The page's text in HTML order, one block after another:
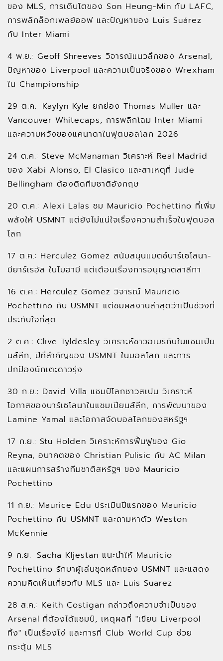
ของ MLS, การเติบโตของ Son Heung-Min กับ LAFC,
การพลิกล็อกเพลย์ออฟ และปัญหาของ Luis Suárez
กับ Inter Miami
4 พ.ย.: Geoff Shreeves วิจารณ์แนวลึกของ Arsenal,
ปัญหาของ Liverpool และความเป็นจริงของ Wrexham
ใน Championship
29 ต.ค.: Kaylyn Kyle ยกย่อง Thomas Muller และ
Vancouver Whitecaps, การพลิกโฉม Inter Miami
และความหวังของแคนาดาในฟุตบอลโลก 2026
24 ต.ค.: Steve McManaman วิเคราะห์ Real Madrid
ของ Xabi Alonso, El Clasico และสาเหตุที่ Jude
Bellingham ต้องติดทีมชาติอังกฤษ
20 ต.ค.: Alexi Lalas ชม Mauricio Pochettino ที่เพิ่ม
พลังให้ USMNT แต่ยังไม่แน่ใจเรื่องความสำเร็จในฟุตบอล
โลก
17 ต.ค.: Herculez Gomez สนับสนุนแมตช์บาร์เซโลนา-
บียาร์เรอัล ในไมอามี แต่เตือนเรื่องการอนุญาตลาลีกา
16 ต.ค.: Herculez Gomez วิจารณ์ Mauricio
Pochettino กับ USMNT แต่ชมผลงานล่าสุดว่าเป็นช่วงที่
ประทับใจที่สุด
2 ต.ค.: Clive Tyldesley วิเคราะห์ชาวอเมริกันในแชมเปีย
นส์ลีก, ปีที่สำคัญของ USMNT ในบอลโลก และการ
ปกป้องนักเตะดาวรุ่ง
30 ก.ย.: David Villa แชมป์โลกชาวสเปน วิเคราะห์
โอกาสของบาร์เซโลนาในแชมเปียนส์ลีก, การพัฒนาของ
Lamine Yamal และโอกาสจัดบอลโลกของสหรัฐฯ
17 ก.ย.: Stu Holden วิเคราะห์การฟื้นฟูของ Gio
Reyna, อนาคตของ Christian Pulisic กับ AC Milan
และแผนการสร้างทีมชาติสหรัฐฯ ของ Mauricio
Pochettino
11 ก.ย.: Maurice Edu ประเมินปีแรกของ Mauricio
Pochettino กับ USMNT และถามหาตัว Weston
McKennie
9 ก.ย.: Sacha Kljestan แนะนำให้ Mauricio
Pochettino รักษาผู้เล่นชุดหลักของ USMNT และแสดง
ความคิดเห็นเกี่ยวกับ MLS และ Luis Suarez
28 ส.ค.: Keith Costigan กล่าวถึงความจำเป็นของ
Arsenal ที่ต้องได้แชมป์, เหตุผลที่ "เขียน Liverpool
ทิ้ง" เป็นเรื่องโง่ และการที่ Club World Cup ช่วย
กระตุ้น MLS